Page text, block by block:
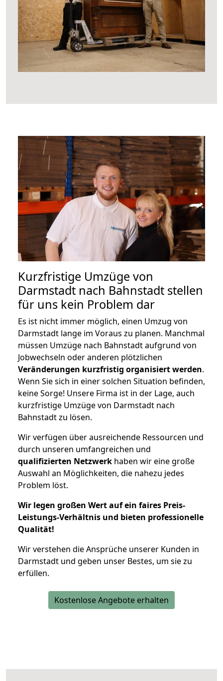
Kurzfristige Umzüge von
Darmstadt nach Bahnstadt stellen
für uns kein Problem dar
Es ist nicht immer möglich, einen Umzug von
Darmstadt lange im Voraus zu planen. Manchmal
müssen Umzüge nach Bahnstadt aufgrund von
Jobwechseln oder anderen plötzlichen
Veränderungen kurzfristig organisiert werden.
Wenn Sie sich in einer solchen Situation befinden,
keine Sorge! Unsere Firma ist in der Lage, auch
kurzfristige Umzüge von Darmstadt nach
Bahnstadt zu lösen.
Wir verfügen über ausreichende Ressourcen und
durch unseren umfangreichen und
qualifizierten Netzwerk haben wir eine große
Auswahl an Möglichkeiten, die nahezu jedes
Problem löst.
Wir legen großen Wert auf ein faires Preis-
Leistungs-Verhältnis und bieten professionelle
Qualität!
Wir verstehen die Ansprüche unserer Kunden in
Darmstadt und geben unser Bestes, um sie zu
erfüllen.
Kostenlose Angebote erhalten